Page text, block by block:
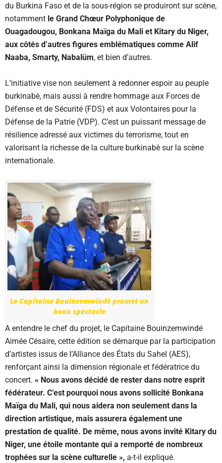
du Burkina Faso et de la sous-région se produiront sur scène,
notamment le Grand Chœur Polyphonique de
Ouagadougou, Bonkana Maïga du Mali et Kitary du Niger,
aux côtés d’autres figures emblématiques comme Alif
Naaba, Smarty, Nabalüm, et bien d’autres.
L’initiative vise non seulement à redonner espoir au peuple
burkinabè, mais aussi à rendre hommage aux Forces de
Défense et de Sécurité (FDS) et aux Volontaires pour la
Défense de la Patrie (VDP). C’est un puissant message de
résilience adressé aux victimes du terrorisme, tout en
valorisant la richesse de la culture burkinabè sur la scène
internationale.
Le Capitaine Bouinzemwindé promet un
beau spectacle
A entendre le chef du projet, le Capitaine Bouinzemwindé
Aimée Césaire, cette édition se démarque par la participation
d’artistes issus de l’Alliance des États du Sahel (AES),
renforçant ainsi la dimension régionale et fédératrice du
concert. « Nous avons décidé de rester dans notre esprit
fédérateur. C’est pourquoi nous avons sollicité Bonkana
Maïga du Mali, qui nous aidera non seulement dans la
direction artistique, mais assurera également une
prestation de qualité. De même, nous avons invité Kitary du
Niger, une étoile montante qui a remporté de nombreux
trophées sur la scène culturelle », a-t-il expliqué.